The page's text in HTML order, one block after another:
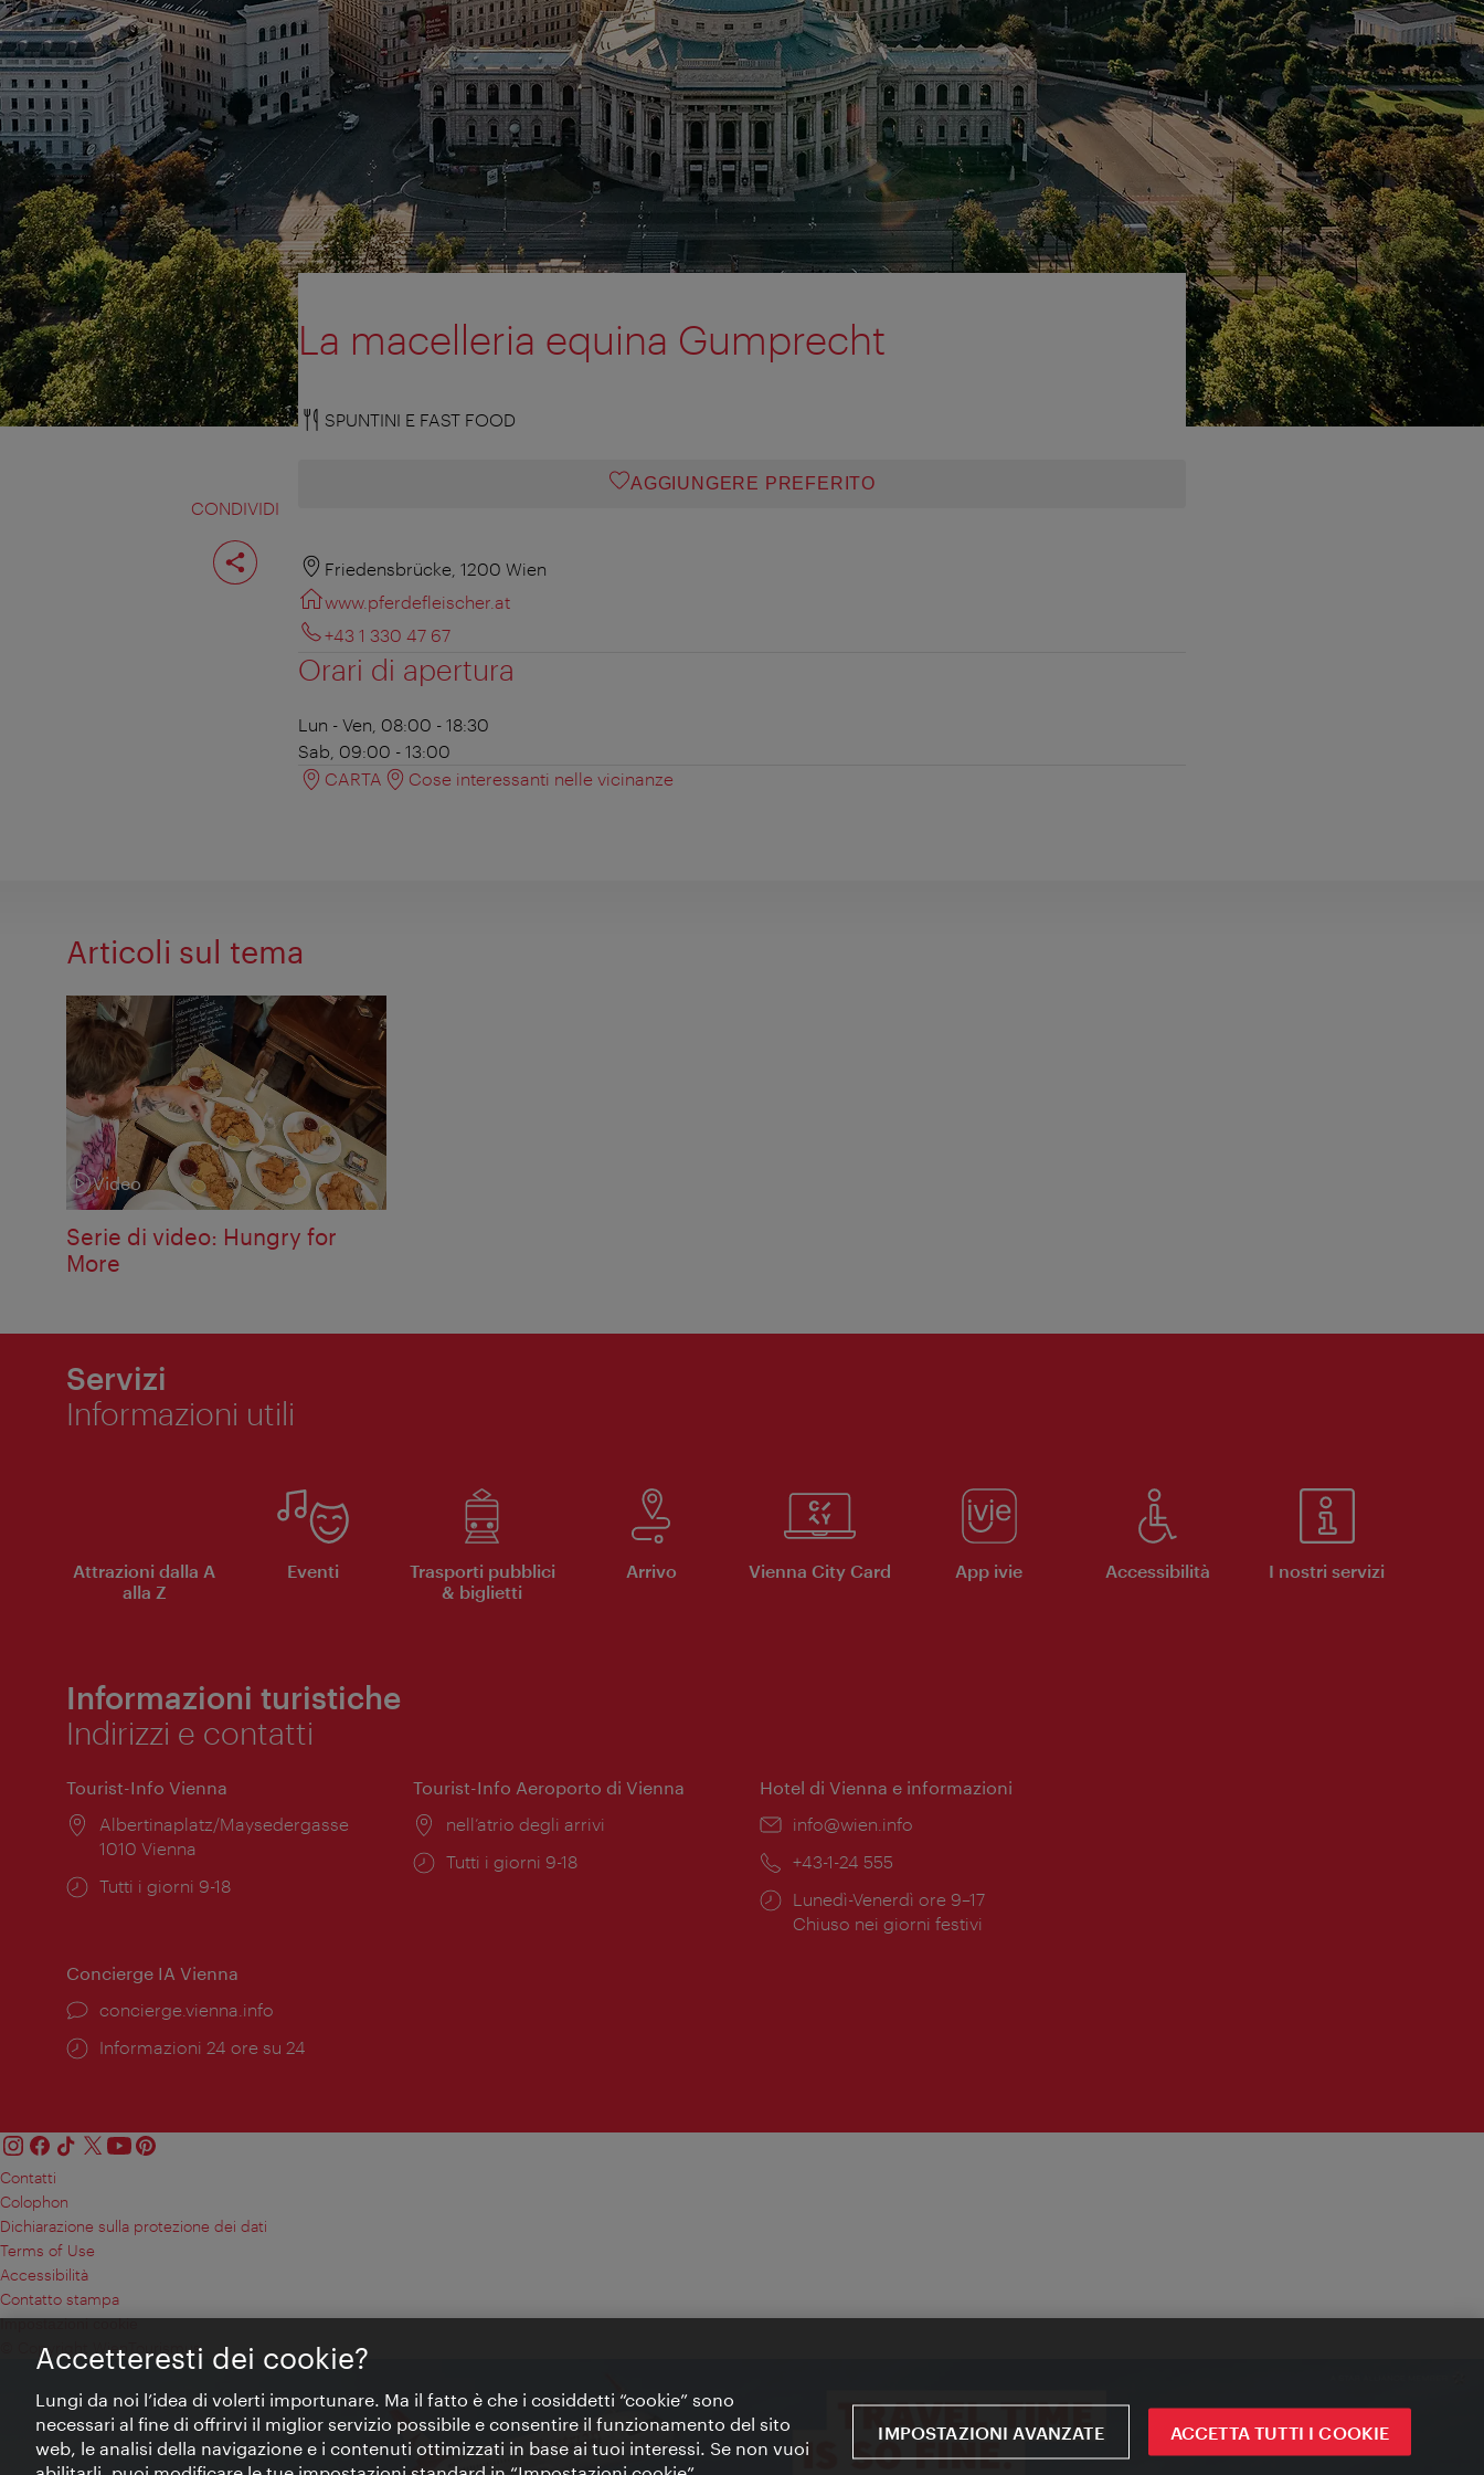
CONDIVIDI
Condividi
pagina
La macelleria equina Gumprecht
SPUNTINI E FAST FOOD
AGGIUNGERE PREFERITO
Friedensbrücke, 1200 Wien
www.pferdefleischer.at
+43 1 330 47 67
Orari di apertura
Lun - Ven, 08:00 - 18:30
Sab, 09:00 - 13:00
CARTA
Cose interessanti nelle vicinanze
Articoli sul tema
Categoria:
Video
Serie di video: Hungry for
More
Servizi
Informazioni utili
Attrazioni dalla A
alla Z
Eventi
Trasporti pubblici
& biglietti
Arrivo Vienna City Card App ivie Accessibilità I nostri servizi
Informazioni turistiche
Indirizzi e contatti
Tourist-Info Vienna
Posizione:
Albertinaplatz/Maysedergasse
1010 Vienna
Orari
Tutti i giorni 9-18
Tourist-Info Aeroporto di Vienna
Posizione:
nell’atrio degli arrivi
Orari
Tutti i giorni 9-18
Hotel di Vienna e informazioni
Email:
info@wien.info
Telefono:
+43-1-24 555
Orari
di
Lunedì-Venerdì ore 9–17
Chiuso nei giorni festivi
Concierge IA Vienna
Ort:
concierge.vienna.info
Öffnungszeiten:
Informazioni 24 ore su 24
Contatti
Colophon
Dichiarazione sulla protezione dei dati
Terms of Use
Accessibilità
Contatto stampa
Impostazioni cookie
© Copyright WienTourismus
Accetteresti dei cookie?
Lungi da noi l’idea di volerti importunare. Ma il fatto è che i cosiddetti “cookie” sono
necessari al fine di offrirvi il miglior servizio possibile e consentire il funzionamento del sito
web, le analisi della navigazione e i contenuti ottimizzati in base ai tuoi interessi. Se non vuoi
IMPOSTAZIONI AVANZATE ACCETTA TUTTI I COOKIE